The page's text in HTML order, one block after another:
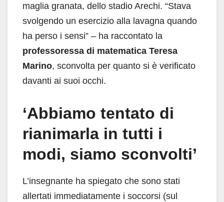
maglia granata, dello stadio Arechi. “Stava
svolgendo un esercizio alla lavagna quando
ha perso i sensi” – ha raccontato la
professoressa di matematica Teresa
Marino, sconvolta per quanto si è verificato
davanti ai suoi occhi.
‘Abbiamo tentato di
rianimarla in tutti i
modi, siamo sconvolti’
L’insegnante ha spiegato che sono stati
allertati immediatamente i soccorsi (sul